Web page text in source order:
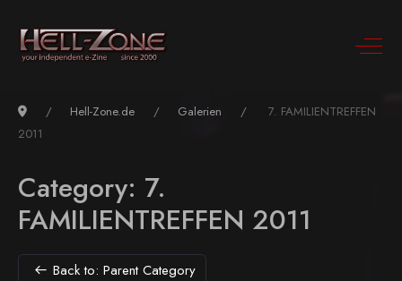
Hell-Zone.de Galerien
7. FAMILIENTREFFEN
2011
Category: 7.
FAMILIENTREFFEN 2011
Back to: Parent Category